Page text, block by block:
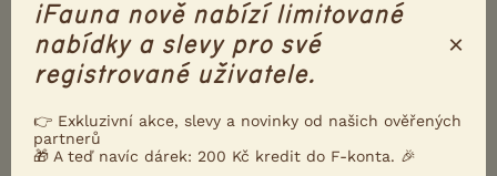
ted je povídání ve 2/O6 svět psů,ale jen povídání od
p.Zemanové
Na klubovku KRAaOP v Rokycanech byl jeden
moskevák přihlášenej,ale bohužel nedorazil
A Verčo ty uvažuješ o importu??Nebo vůbec o
pořízení MSP ??
iFauna nově nabízí limitované
nabídky a slevy pro své
registrované uživatele.
×
👉 Exkluzivní akce, slevy a novinky od našich ověřených
partnerů
🎁 A teď navíc dárek: 200 Kč kredit do F-konta. 🎉